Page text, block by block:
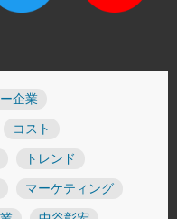
企業
コスト
トレンド
マーケティング